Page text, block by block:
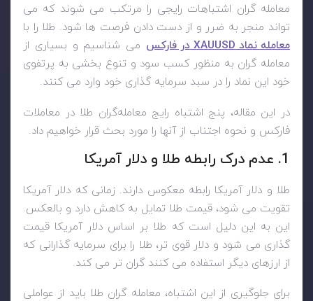
معامله گران اشتباهات رایجی را مرتکب می شوند که می
تواند منجر به ضرر و از دست دادن فرصت ها شود. طلا را با
معامله نمادXAUUSDدر فارکس می شناسیم و بسیاری از
معامله گران به منظور کسب سود و تنوع بخشی به پرتفوی
خود این نماد را در سبد سرمایه گذاری خود وارد می کنند.
در این مقاله، پنج اشتباه رایج معامله‌گران طلا در معاملات
فارکس و نحوه اجتناب از آنها را مورد بحث قرار خواهیم داد.
1. عدم درک رابطه طلا و دلار آمریکا
طلا و دلار آمریکا رابطه معکوس دارند. زمانی که دلار آمریکا
تقویت می شود، قیمت طلا تمایل به کاهش دارد و بالعکس.
این به این دلیل است که طلا بر اساس دلار آمریکا قیمت
گذاری می شود و دلار قوی تر، طلا را برای سرمایه گذارانی که
از ارزهای دیگر استفاده می کنند گران تر می کند.
برای جلوگیری از این اشتباه، معامله گران طلا باید از عواملی